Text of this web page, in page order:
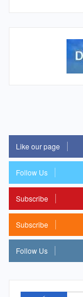
Like our page
Follow Us
Subscribe
Subscribe
Follow Us